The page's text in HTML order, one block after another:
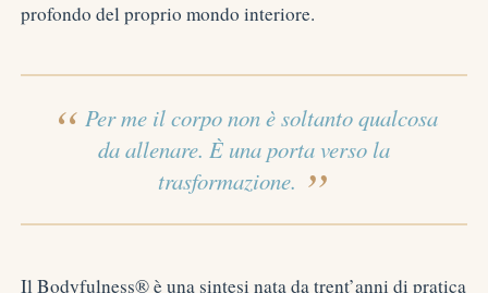
profondo del proprio mondo interiore.
Per me il corpo non è soltanto qualcosa
da allenare. È una porta verso la
trasformazione.
Il Bodyfulness® è una sintesi nata da trent’anni di pratica